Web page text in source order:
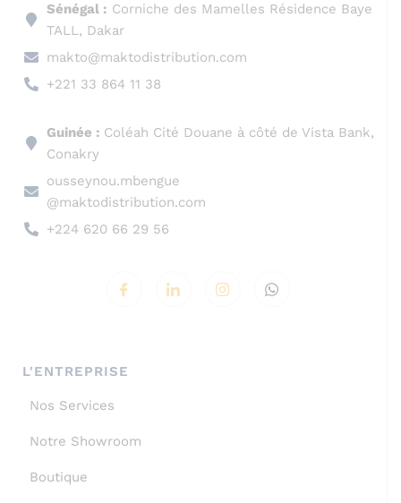
Sénégal : Corniche des Mamelles Résidence Baye
TALL, Dakar
makto@maktodistribution.com
+221 33 864 11 38
Guinée : Coléah Cité Douane à côté de Vista Bank,
Conakry
ousseynou.mbengue
@maktodistribution.com
+224 620 66 29 56
L'ENTREPRISE
Nos Services
Notre Showroom
Boutique